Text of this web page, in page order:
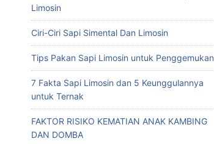
Limosin
Ciri-Ciri Sapi Simental Dan Limosin
Tips Pakan Sapi Limosin untuk Penggemukan
7 Fakta Sapi Limosin dan 5 Keunggulannya
untuk Ternak
FAKTOR RISIKO KEMATIAN ANAK KAMBING
DAN DOMBA